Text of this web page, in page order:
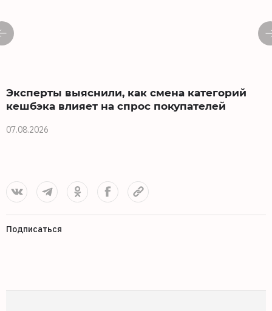
Эксперты выяснили, как смена категорий
кешбэка влияет на спрос покупателей
07.08.2026
Подписаться